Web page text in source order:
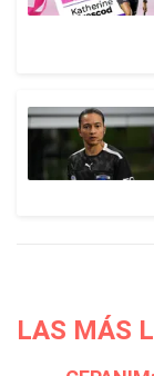
LAS MÁS